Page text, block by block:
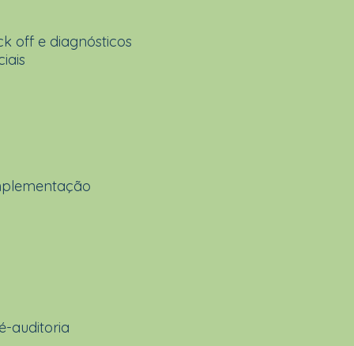
off e diagnósticos
auditoria